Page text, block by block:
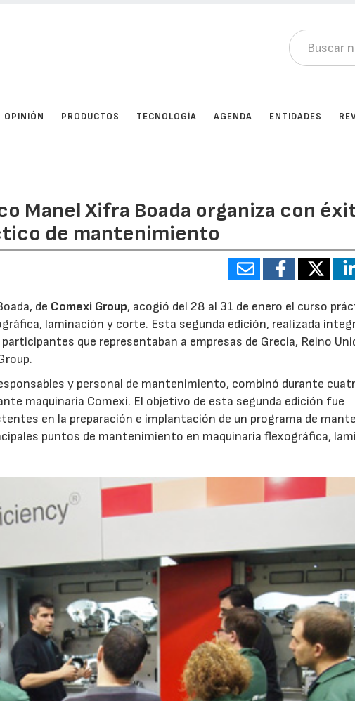
OPINIÓN PRODUCTOS TECNOLOGÍA AGENDA ENTIDADES
Manel Xifra Boada organiza con
de mantenimiento
de Comexi Group, acogió del 28 al 31 de enero el curso
laminación y corte. Esta segunda edición, realizada
que representaban a empresas de Grecia, Reino
y personal de mantenimiento, combinó durante
maquinaria Comexi. El objetivo de esta segunda edición fue
en la preparación e implantación de un programa de
puntos de mantenimiento en maquinaria flexográfica,